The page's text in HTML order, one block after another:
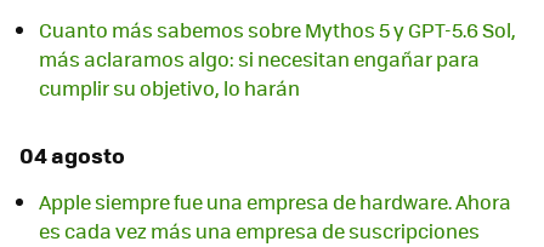
Cuanto más sabemos sobre Mythos 5 y GPT-5.6 Sol,
más aclaramos algo: si necesitan engañar para
cumplir su objetivo, lo harán
04 agosto
Apple siempre fue una empresa de hardware. Ahora
es cada vez más una empresa de suscripciones